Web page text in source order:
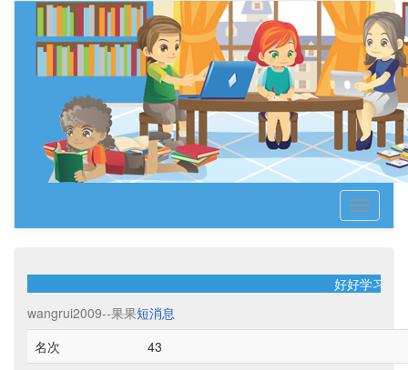
Toggle
好好学习！
wangrui2009--果果短消息
名次
43